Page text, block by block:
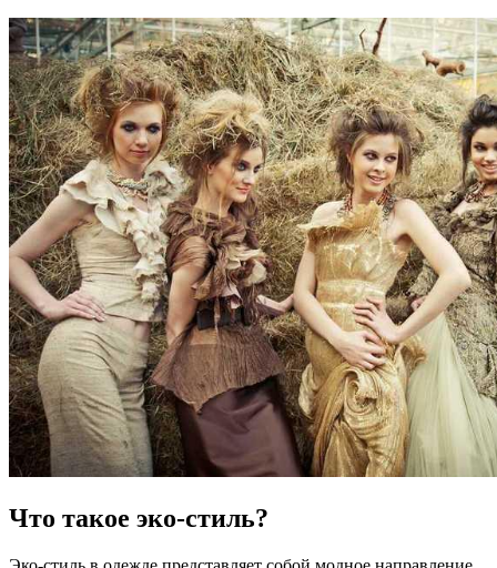
Что такое эко-стиль?